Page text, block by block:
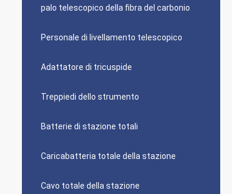
palo telescopico della fibra del carbonio
Personale di livellamento telescopico
Adattatore di tricuspide
Treppiedi dello strumento
Batterie di stazione totali
Caricabatteria totale della stazione
Cavo totale della stazione